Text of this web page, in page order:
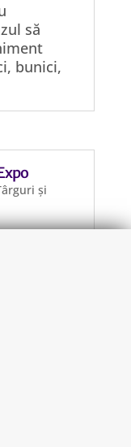
să
bunici,
și
Expo a
de joi,
28
de